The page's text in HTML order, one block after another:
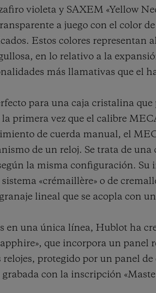
violeta y SAXEM «Yellow
a juego con el color
Estos colores representan
en lo relativo a la
más llamativas que el
para una caja cristalina
primera vez que el calibre
de cuerda manual, el
de un reloj. Se trata de una
la misma configuración. Su
«crémaillère» o de
lineal que se acopla con
en una única línea, Hublot ha
que incorpora un panel
protegido por un panel
con la inscripción